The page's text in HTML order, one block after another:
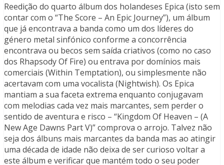
Reedição do quarto álbum dos holandeses Epica (isto sem
contar com o “The Score – An Epic Journey”), um álbum
que já encontrava a banda como um dos líderes do
género metal sinfónico conforme a concorrência
encontrava ou becos sem saída criativos (como no caso
dos Rhapsody Of Fire) ou entrava por domínios mais
comerciais (Within Temptation), ou simplesmente não
acertavam com uma vocalista (Nightwish). Os Epica
mantiam a sua faceta extrema enquanto conjugavam
com melodias cada vez mais marcantes, sem perder o
sentido de aventura e risco – “Kingdom Of Heaven – (A
New Age Dawns Part V)” comprova o arrojo. Talvez não
seja dos álbuns mais marcantes da banda mas ao atingir
uma década de idade não deixa de ser curioso voltar a
este álbum e verificar que mantém todo o seu poder